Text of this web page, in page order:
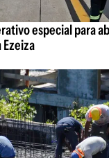
especial para